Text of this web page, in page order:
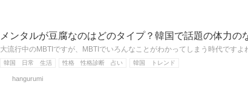
メンタルが豆腐なのはどのタイプ？韓国で話題の体力の
大流行中のMBTIですが、MBTIでいろんなことがわかってしまう時代です
韓国 日常 生活 性格 性格診断 占い 韓国 トレンド
hangurumi